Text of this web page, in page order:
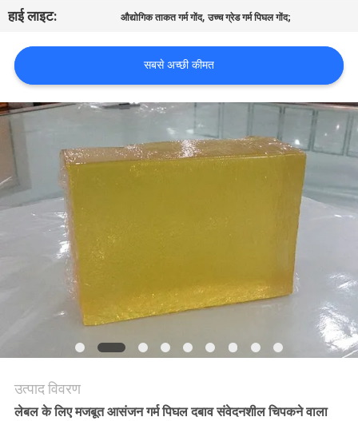
समाचार
मामले
उद्धरण
का
अनुरोध
साइटमैप
नीति
हाई लाइट:
औद्योगिक ताकत गर्म गोंद,उच्च ग्रेड गर्म पिघल गोंद;
सबसे अच्छी कीमत
उत्पाद विवरण
लेबल के लिए मजबूत आसंजन गर्म पिघल दबाव संवेदनशील चिपकने वाला